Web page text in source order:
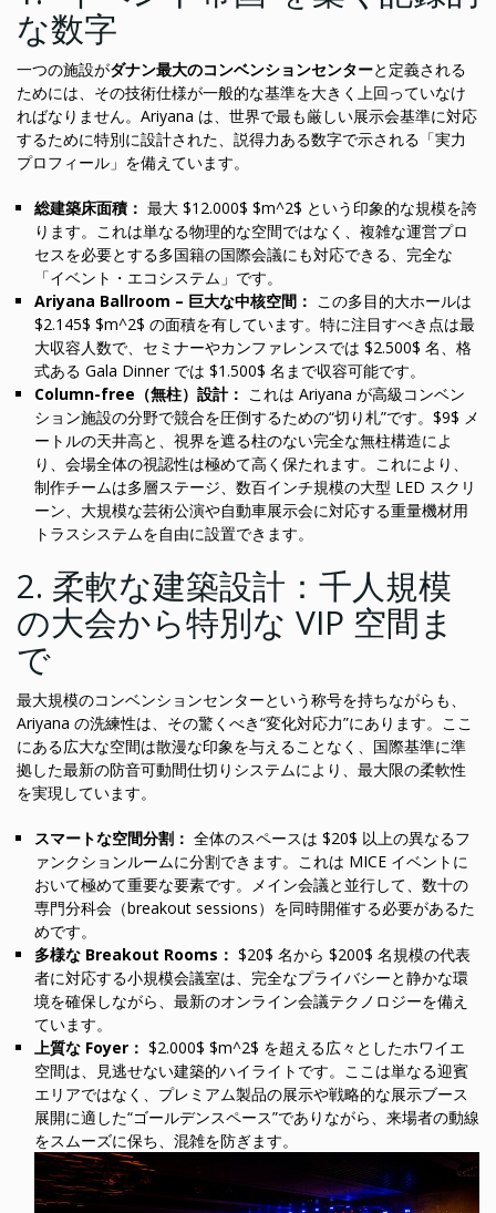
な数字
一つの施設がダナン最大のコンベンションセンターと定義される
ためには、その技術仕様が一般的な基準を大きく上回っていなけ
ればなりません。Ariyana は、世界で最も厳しい展示会基準に対応
するために特別に設計された、説得力ある数字で示される「実力
プロフィール」を備えています。
総建築床面積： 最大 $12.000$ $m^2$ という印象的な規模を誇
ります。これは単なる物理的な空間ではなく、複雑な運営プロ
セスを必要とする多国籍の国際会議にも対応できる、完全な
「イベント・エコシステム」です。
Ariyana Ballroom – 巨大な中核空間： この多目的大ホールは
$2.145$ $m^2$ の面積を有しています。特に注目すべき点は最
大収容人数で、セミナーやカンファレンスでは $2.500$ 名、格
式ある Gala Dinner では $1.500$ 名まで収容可能です。
Column-free（無柱）設計： これは Ariyana が高級コンベン
ション施設の分野で競合を圧倒するための“切り札”です。$9$ メ
ートルの天井高と、視界を遮る柱のない完全な無柱構造によ
り、会場全体の視認性は極めて高く保たれます。これにより、
制作チームは多層ステージ、数百インチ規模の大型 LED スクリ
ーン、大規模な芸術公演や自動車展示会に対応する重量機材用
トラスシステムを自由に設置できます。
2. 柔軟な建築設計：千人規模
の大会から特別な VIP 空間ま
で
最大規模のコンベンションセンターという称号を持ちながらも、
Ariyana の洗練性は、その驚くべき“変化対応力”にあります。ここ
にある広大な空間は散漫な印象を与えることなく、国際基準に準
拠した最新の防音可動間仕切りシステムにより、最大限の柔軟性
を実現しています。
スマートな空間分割： 全体のスペースは $20$ 以上の異なるフ
ァンクションルームに分割できます。これは MICE イベントに
おいて極めて重要な要素です。メイン会議と並行して、数十の
専門分科会（breakout sessions）を同時開催する必要があるた
めです。
多様な Breakout Rooms： $20$ 名から $200$ 名規模の代表
者に対応する小規模会議室は、完全なプライバシーと静かな環
境を確保しながら、最新のオンライン会議テクノロジーを備え
ています。
上質な Foyer： $2.000$ $m^2$ を超える広々としたホワイエ
空間は、見逃せない建築的ハイライトです。ここは単なる迎賓
エリアではなく、プレミアム製品の展示や戦略的な展示ブース
展開に適した“ゴールデンスペース”でありながら、来場者の動線
をスムーズに保ち、混雑を防ぎます。